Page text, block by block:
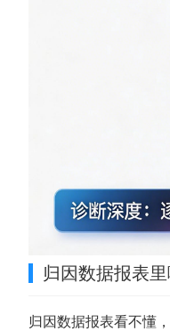
归因数据报表
归因数据报表看不懂